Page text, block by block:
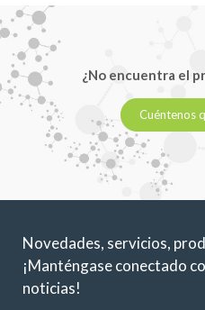
¿No encuentra el
Cuéntenos
Novedades, servicios,
¡Manténgase conectado
noticias!